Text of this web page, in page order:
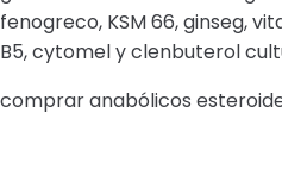
fenogreco, KSM 66, ginseg,
B5, cytomel y clenbuterol
comprar anabólicos